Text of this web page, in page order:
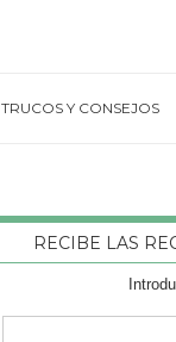
TRUCOS Y CONSEJOS
RECIBE LAS